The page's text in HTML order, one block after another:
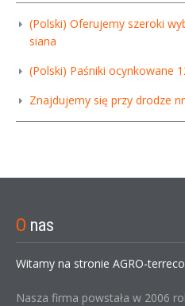
(Polski) Oferujemy szeroki
siana
(Polski) Paśniki ocynkowane
Znajdujemy się przy drodze
O nas
Witamy na stronie AGRO-
Nasza firma powstała w 2006